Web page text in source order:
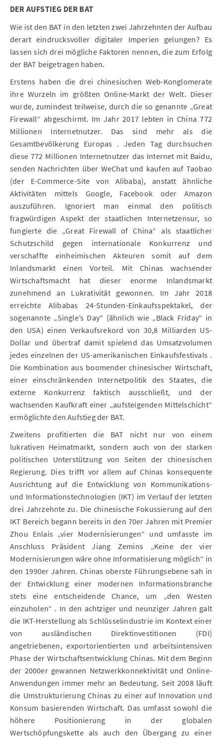
DER AUFSTIEG DER BAT
Wie ist den BAT in den letzten zwei Jahrzehnten der Aufbau
derart eindrucksvoller digitaler Imperien gelungen? Es
lassen sich drei mögliche Faktoren nennen, die zum Erfolg
der BAT beigetragen haben.
Erstens haben die drei chinesischen Web-Konglomerate
ihre Wurzeln im größten Online-Markt der Welt. Dieser
wurde, zumindest teilweise, durch die so genannte „Great
Firewall“ abgeschirmt. Im Jahr 2017 lebten in China 772
Millionen Internetnutzer. Das sind mehr als die
Gesamtbevölkerung Europas . Jeden Tag durchsuchen
diese 772 Millionen Internetnutzer das Internet mit Baidu,
senden Nachrichten über WeChat und kaufen auf Taobao
(der E-Commerce-Site von Alibaba), anstatt ähnliche
Aktivitäten mittels Google, Facebook oder Amazon
auszuführen. Ignoriert man einmal den politisch
fragwürdigen Aspekt der staatlichen Internetzensur, so
fungierte die „Great Firewall of China“ als staatlicher
Schutzschild gegen internationale Konkurrenz und
verschaffte einheimischen Akteuren somit auf dem
Inlandsmarkt einen Vorteil. Mit Chinas wachsender
Wirtschaftsmacht hat dieser enorme Inlandsmarkt
zunehmend an Lukrativität gewonnen. Im Jahr 2018
erreichte Alibabas 24-Stunden-Einkaufsspektakel, der
sogenannte „Single’s Day“ (ähnlich wie „Black Friday“ in
den USA) einen Verkaufsrekord von 30,8 Milliarden US-
Dollar und übertraf damit spielend das Umsatzvolumen
jedes einzelnen der US-amerikanischen Einkaufsfestivals .
Die Kombination aus boomender chinesischer Wirtschaft,
einer einschränkenden Internetpolitik des Staates, die
externe Konkurrenz faktisch ausschließt, und der
wachsenden Kaufkraft einer „aufsteigenden Mittelschicht“
ermöglichte den Aufstieg der BAT.
Zweitens profitierten die BAT nicht nur von einem
lukrativen Heimatmarkt, sondern auch von der starken
politischen Unterstützung von Seiten der chinesischen
Regierung. Dies trifft vor allem auf Chinas konsequente
Ausrichtung auf die Entwicklung von Kommunikations-
und Informationstechnologien (IKT) im Verlauf der letzten
drei Jahrzehnte zu. Die chinesische Fokussierung auf den
IKT Bereich begann bereits in den 70er Jahren mit Premier
Zhou Enlais „vier Modernisierungen“ und umfasste im
Anschluss Präsident Jiang Zemins „Keine der vier
Modernisierungen wäre ohne Informatisierung möglich“ in
den 1990er Jahren. Chinas oberste Führungsebene sah in
der Entwicklung einer modernen Informationsbranche
stets eine entscheidende Chance, um „den Westen
einzuholen“ . In den achtziger und neunziger Jahren galt
die IKT-Herstellung als Schlüsselindustrie im Kontext einer
von ausländischen Direktinvestitionen (FDI)
angetriebenen, exportorientierten und arbeitsintensiven
Phase der Wirtschaftsentwicklung Chinas. Mit dem Beginn
der 2000er gewannen Netzwerkkonnektivität und Online-
Anwendungen immer mehr an Bedeutung. Seit 2008 läuft
die Umstrukturierung Chinas zu einer auf Innovation und
Konsum basierenden Wirtschaft. Das umfasst sowohl die
höhere Positionierung in der globalen
Wertschöpfungskette als auch den Übergang zu einer